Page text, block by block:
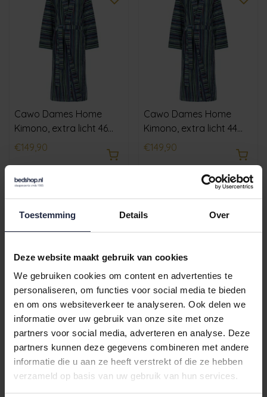
Toestemming Details Over
Deze website maakt gebruik van cookies
We gebruiken cookies om content en advertenties te
personaliseren, om functies voor social media te bieden
en om ons websiteverkeer te analyseren. Ook delen we
informatie over uw gebruik van onze site met onze
partners voor social media, adverteren en analyse. Deze
partners kunnen deze gegevens combineren met andere
informatie die u aan ze heeft verstrekt of die ze hebben
verzameld op basis van uw gebruik van hun services.
Cawo Dames Home
Kimono, extra licht 46
6217 multicolor
€149,90
Cawo Dames Home
Kimono, extra licht 44
6217 multicolor
€149,90
Cawo Dames Home
Kimono, extra licht 40
6217 multicolor
€149,90
Cawo Dames Home
Kimono, extra licht 38
6217 multicolor
€149,90